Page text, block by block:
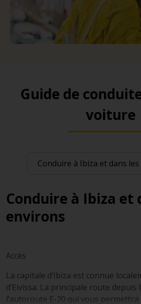
Guide de
voiture
Conduire à Ibiza et
environs
Accès
La capitale d’Ibiza est connue
d’Eivissa. La principale route depuis
l’autoroute E-20 qui vous